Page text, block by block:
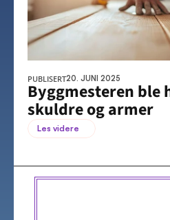
PUBLISERT20. JUNI 2025
Byggmesteren ble
skuldre og armer
Les videre